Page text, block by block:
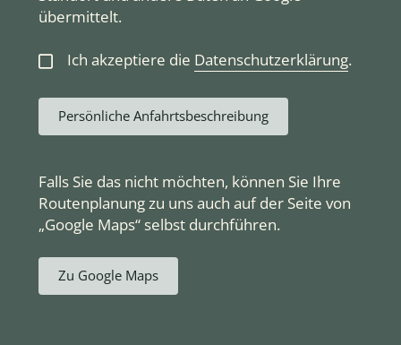
übermittelt.
Ich akzeptiere die Datenschutzerklärung.
Persönliche Anfahrtsbeschreibung
Falls Sie das nicht möchten, können Sie Ihre
Routenplanung zu uns auch auf der Seite von
„Google Maps“ selbst durchführen.
Zu Google Maps